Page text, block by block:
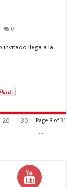
0
invitado llega a la
Page 8 of 31
20
30
...